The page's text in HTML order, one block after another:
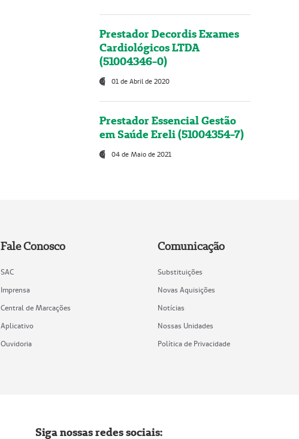
Prestador Decordis Exames
Cardiológicos LTDA
(51004346-0)
01 de Abril de 2020
Prestador Essencial Gestão
em Saúde Ereli (51004354-7)
04 de Maio de 2021
Fale Conosco
SAC
Imprensa
Central de Marcações
Aplicativo
Ouvidoria
Comunicação
Substituições
Novas Aquisições
Notícias
Nossas Unidades
Política de Privacidade
Siga nossas redes sociais: